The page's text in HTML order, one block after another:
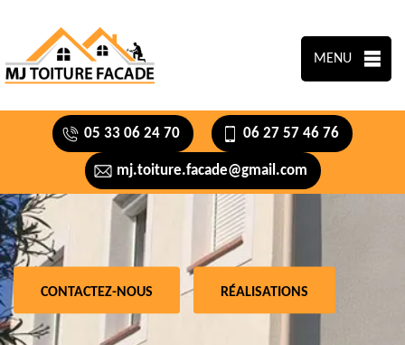
MENU
05 33 06 24 70 06 27 57 46 76
mj.toiture.facade@gmail.com
CONTACTEZ-NOUS RÉALISATIONS